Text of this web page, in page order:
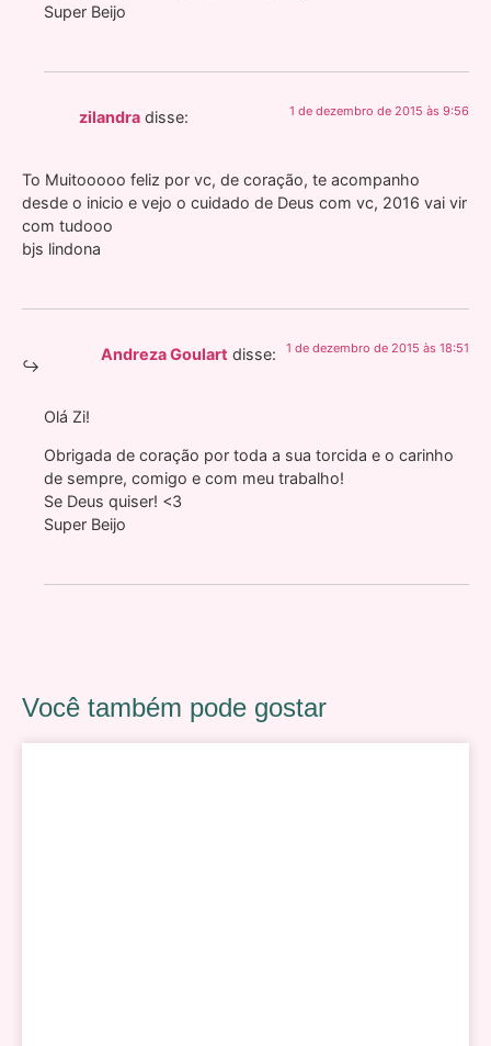
Super Beijo
zilandra disse: 1 de dezembro de 2015 às 9:56
To Muitooooo feliz por vc, de coração, te acompanho
desde o inicio e vejo o cuidado de Deus com vc, 2016 vai vir
com tudooo
bjs lindona
Andreza Goulart disse: 1 de dezembro de 2015 às 18:51
Olá Zi!
Obrigada de coração por toda a sua torcida e o carinho
de sempre, comigo e com meu trabalho!
Se Deus quiser! <3
Super Beijo
Você também pode gostar